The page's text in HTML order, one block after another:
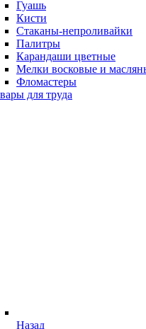
Гуашь
Кисти
Стаканы-непроливайки
Палитры
Карандаши цветные
Мелки восковые и
Фломастеры
для труда
Назад